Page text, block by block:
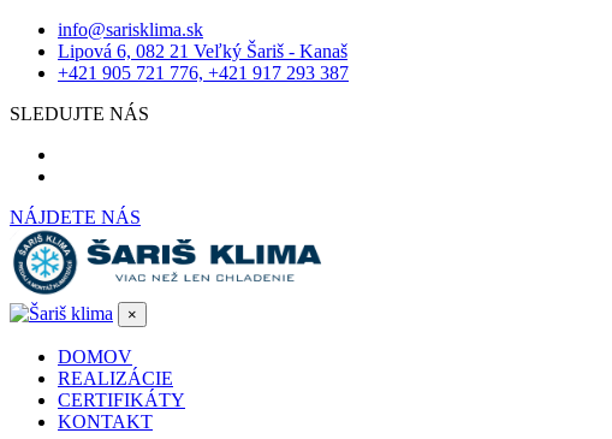
info@sarisklima.sk
Lipová 6, 082 21 Veľký Šariš - Kanaš
+421 905 721 776, +421 917 293 387
SLEDUJTE NÁS
NÁJDETE NÁS
×
DOMOV
REALIZÁCIE
CERTIFIKÁTY
KONTAKT